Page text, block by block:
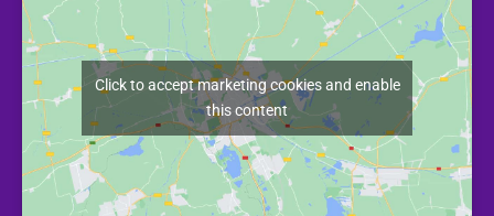
Click to accept marketing cookies and enable
this content